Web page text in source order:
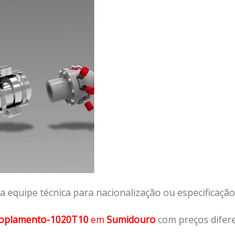
equipe técnica para nacionalização ou
1020T10em Sumidourocom preços